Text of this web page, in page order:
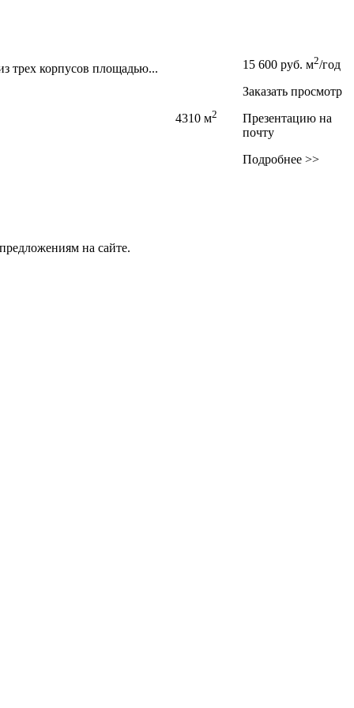
трех корпусов площадью...
4310 м2
15 600 руб. м2/год
Заказать просмотр
Презентацию на
почту
Подробнее >>
на сайте.